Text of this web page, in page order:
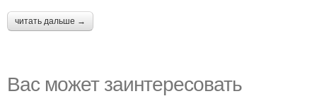
читать дальше →
Вас может заинтересовать